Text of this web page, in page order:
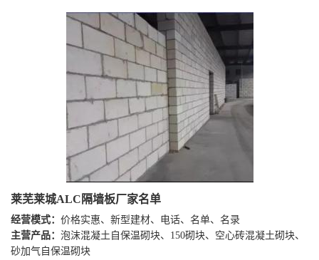
莱芜莱城ALC隔墙板厂家名单
经营模式： 价格实惠、新型建材、电话、名单、名录
主营产品： 泡沫混凝土自保温砌块、150砌块、空心砖混凝土砌块、
砂加气自保温砌块